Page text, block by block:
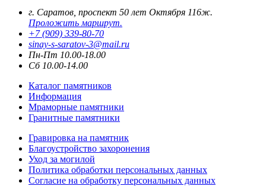
г. Саратов, проспект 50 лет Октября 116ж.
Проложить маршрут.
+7 (909) 339-80-70
sinay-s-saratov-3@mail.ru
Пн-Пт 10.00-18.00
Сб 10.00-14.00
Каталог памятников
Информация
Мраморные памятники
Гранитные памятники
Гравировка на памятник
Благоустройство захоронения
Уход за могилой
Политика обработки персональных данных
Согласие на обработку персональных данных